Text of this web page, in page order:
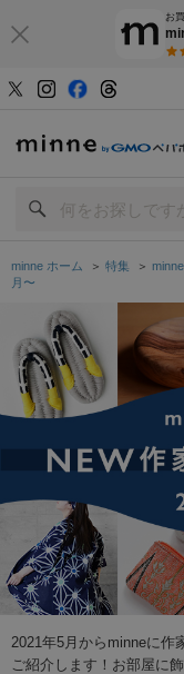
お
minne ホーム ＞ 特集 ＞
月〜
2021年5月からminneに作
ご紹介します！お部屋に